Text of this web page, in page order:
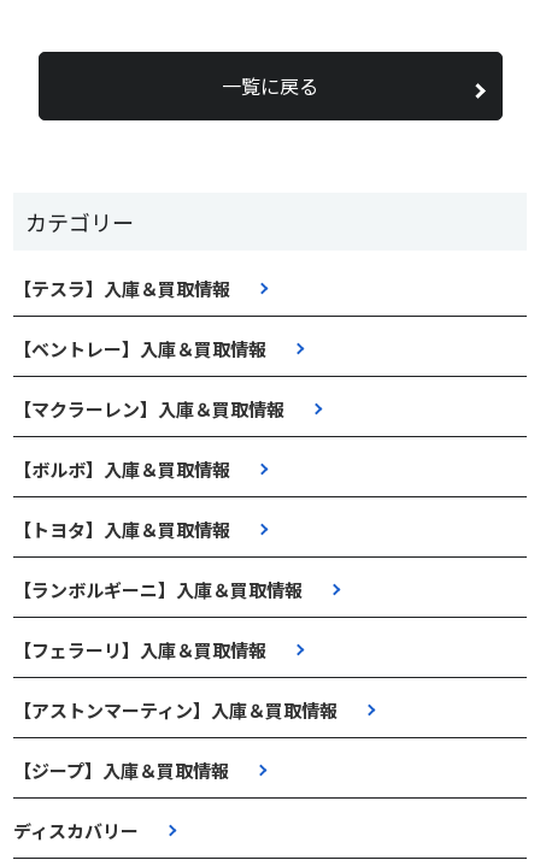
カテゴリー
【テスラ】入庫＆買取情報
【ベントレー】入庫＆買取情報
【マクラーレン】入庫＆買取情報
【ボルボ】入庫＆買取情報
【トヨタ】入庫＆買取情報
【ランボルギーニ】入庫＆買取情報
【フェラーリ】入庫＆買取情報
【アストンマーティン】入庫＆買取情報
【ジープ】入庫＆買取情報
ディスカバリー
一覧に戻る